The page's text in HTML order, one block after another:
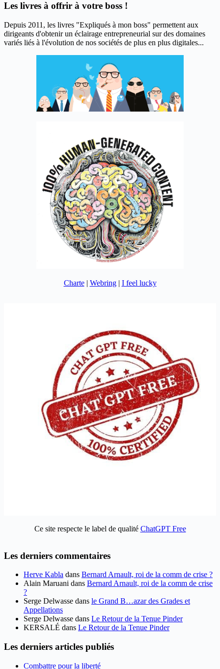
Les livres à offrir à votre boss !
Depuis 2011, les livres "Expliqués à mon boss" permettent aux
dirigeants d'obtenir un éclairage entrepreneurial sur des domaines
variés liés à l'évolution de nos sociétés de plus en plus digitales...
Charte| Webring| I feel lucky
Ce site respecte le label de qualité ChatGPT Free
Les derniers commentaires
Herve Kabla dans Bernard Arnault, roi de la comm de crise ?
Alain Maruani dans Bernard Arnault, roi de la comm de crise
?
Serge Delwasse dans le Grand B…azar des Grades et
Appellations
Serge Delwasse dans Le Retour de la Tenue Pinder
KERSALÉ dans Le Retour de la Tenue Pinder
Les derniers articles publiés
Combattre pour la liberté